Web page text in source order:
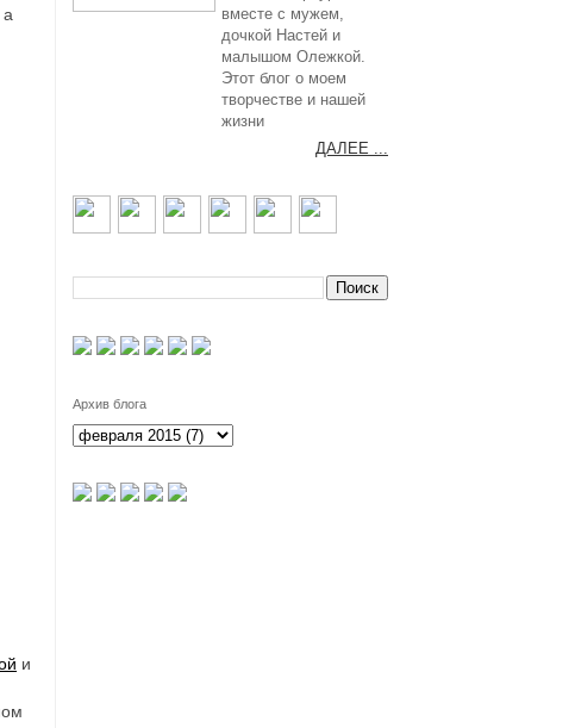
и
вместе с мужем,
дочкой Настей и
малышом Олежкой.
Этот блог о моем
творчестве и нашей
жизни
ДАЛЕЕ ...
Архив блога